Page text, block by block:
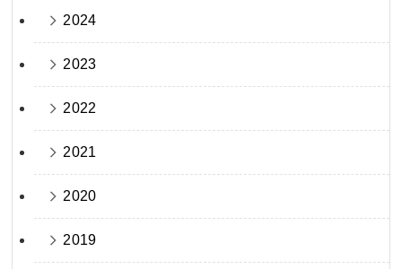
2024
2023
2022
2021
2020
2019